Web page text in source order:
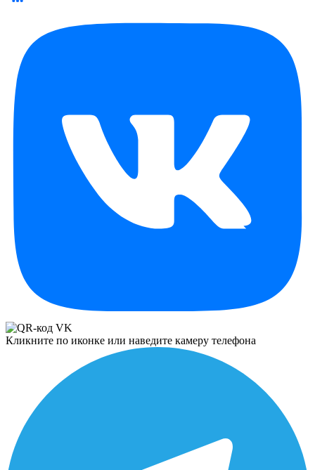
Кликните по иконке или наведите камеру телефона